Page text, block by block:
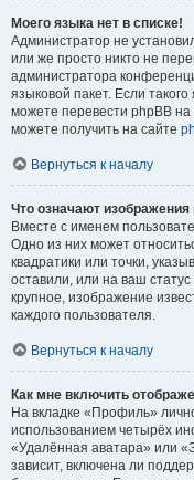
Моего языка нет в списке!
Администратор не
или же просто никто не
администратора
языковой пакет. Если
можете перевести phpBB
можете получить на сайте
Вернуться к началу
Что означают
Вместе с именем
Одно из них может
квадратики или точки,
оставили, или на ваш
крупное, изображение
каждого пользователя.
Вернуться к началу
Как мне включить
На вкладке «Профиль»
использованием четырёх
«Удалённая аватара» или
зависит, включена ли